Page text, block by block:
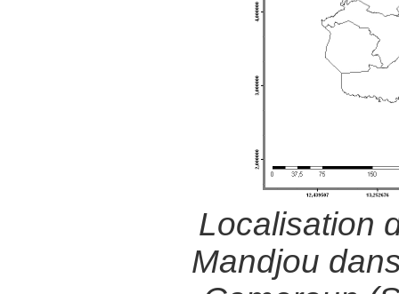
Localisation
Mandjou